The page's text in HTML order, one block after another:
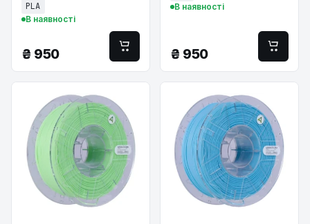
PLA
В наявності
₴ 950
В наявності
₴ 950